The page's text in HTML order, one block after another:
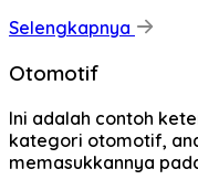
Selengkapnya
Otomotif
Ini adalah contoh
kategori otomotif,
memasukkannya